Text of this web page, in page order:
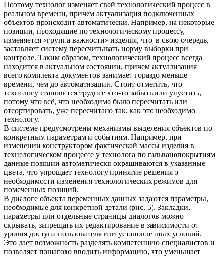
Поэтому технолог изменяет свой технологический процесс в
реальном времени, причем актуализация подключенных
объектов происходит автоматически. Например, на некоторые
позиции, проходящие по технологическому процессу,
изменяется «группа важности» изделия, что, в свою очередь,
заставляет систему пересчитывать норму выборки при
контроле. Таким образом, технологический процесс всегда
находится в актуальном состоянии, причем актуализация
всего комплекта документов занимает гораздо меньше
времени, чем до автоматизации. Стоит отметить, что
технологу становится труднее что-то забыть или упустить,
потому что всё, что необходимо было пересчитать или
отсортировать, уже пересчитано так, как это необходимо
технологу.
В системе предусмотрены механизмы выделения объектов по
конкретным параметрам и событиям. Например, при
изменении конструктором фактической массы изделия в
технологическом процессе у технолога по гальванопокрытиям
данные позиции автоматически окрашиваются в указанные
цвета, что упрощает технологу принятие решения о
необходимости изменения технологических режимов для
помеченных позиций.
В диалоге объекта переменных данных задаются параметры,
необходимые для конкретной детали (рис. 5). Закладки,
параметры или отдельные страницы диалогов можно
скрывать, запрещать их редактирование в зависимости от
уровня доступа пользователя или установленных условий.
Это дает возможность разделять компетенцию специалистов и
позволяет пошагово вводить информацию, что уменьшает